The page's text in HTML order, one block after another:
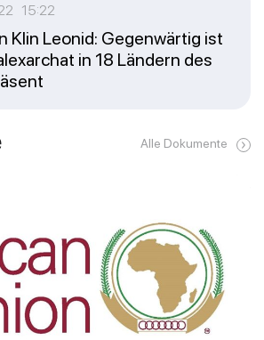
15:22
Klin Leonid: Gegenwärtig ist
in 18 Ländern des
Alle Dokumente